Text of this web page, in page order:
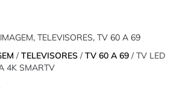
, TELEVISORES, TV 60 A 69
/ TELEVISORES / TV 60 A 69 / TV LED
4K SMARTV